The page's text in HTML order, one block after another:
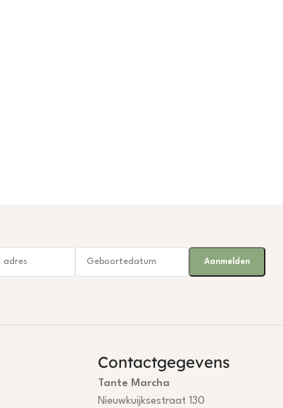
Contactgegevens
Tante Marcha
Nieuwkuijksestraat 130